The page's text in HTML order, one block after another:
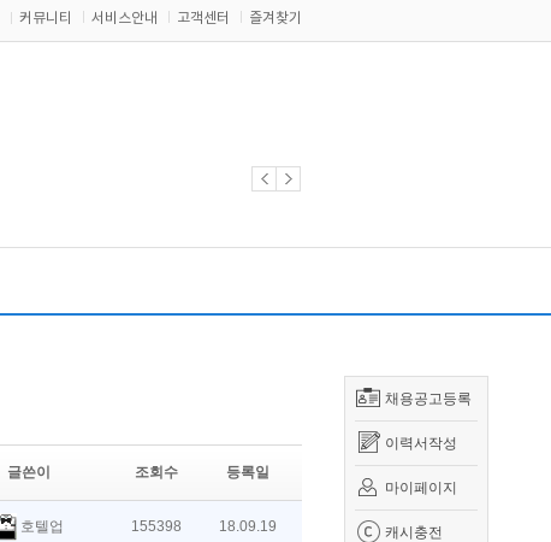
커뮤니티 서비스안내 고객센터 즐겨찾기
채용공고등록
이력서작성
마이페이지
캐시충전
글쓴이 조회수 등록일
호텔업 155398 18.09.19